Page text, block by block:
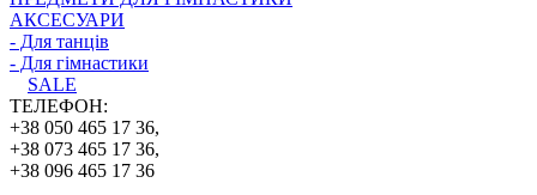
АКСЕСУАРИ
- Для танців
- Для гімнастики
SALE
ТЕЛЕФОН:
+38 050 465 17 36,
+38 073 465 17 36,
+38 096 465 17 36